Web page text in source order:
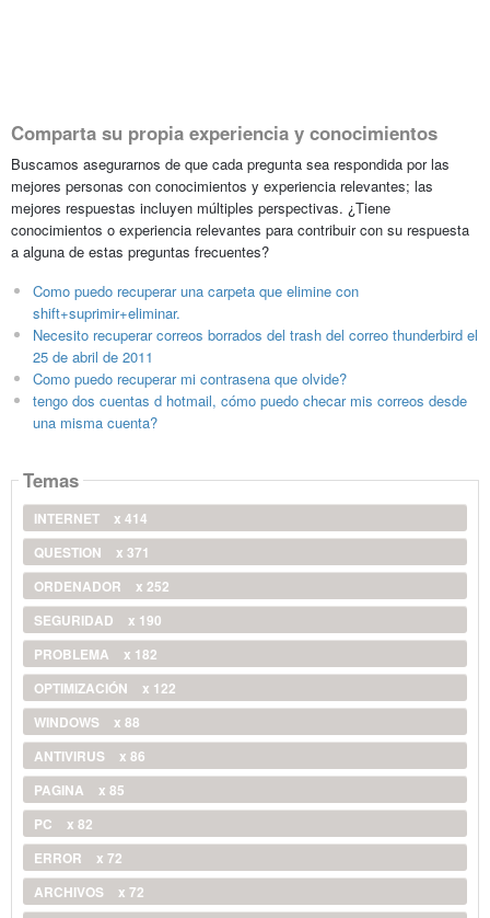
Comparta su propia experiencia y conocimientos
Buscamos asegurarnos de que cada pregunta sea respondida por las
mejores personas con conocimientos y experiencia relevantes; las
mejores respuestas incluyen múltiples perspectivas. ¿Tiene
conocimientos o experiencia relevantes para contribuir con su respuesta
a alguna de estas preguntas frecuentes?
Como puedo recuperar una carpeta que elimine con
shift+suprimir+eliminar.
Necesito recuperar correos borrados del trash del correo thunderbird el
25 de abril de 2011
Como puedo recuperar mi contrasena que olvide?
tengo dos cuentas d hotmail, cómo puedo checar mis correos desde
una misma cuenta?
Temas
INTERNET
x 414
QUESTION
x 371
ORDENADOR
x 252
SEGURIDAD
x 190
PROBLEMA
x 182
OPTIMIZACIÓN
x 122
WINDOWS
x 88
ANTIVIRUS
x 86
PAGINA
x 85
PC
x 82
ERROR
x 72
ARCHIVOS
x 72